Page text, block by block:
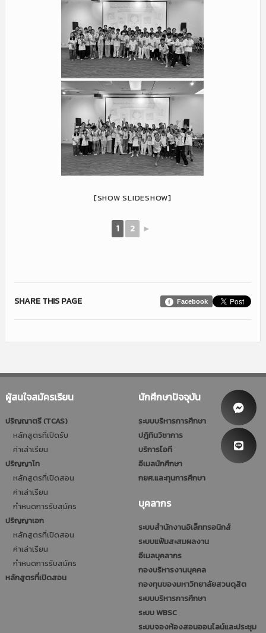
[SHOW SLIDESHOW]
1 2 ►
Facebook
SHARE THIS PAGE
ผู้สนใจสมัครเรียน
ปริญญาตรี (TCAS)
หลักสูตรที่เปิดรับ
ค่าเล่าเรียน
ปริญญาโท
หลักสูตรที่เปิดสอน
ค่าเล่าเรียน
กำหนดการรับสมัคร
ปริญญาเอก
หลักสูตรที่เปิดสอน
ค่าเล่าเรียน
กำหนดการรับสมัคร
หลักสูตรที่เปิดสอน
นักศึกษาปัจจุบัน
ระบบบริหารการศึกษา
ปฎิทินวิชาการ
บริการไอที
อีเมลนักศึกษา
กยศ.และทุนการศึกษา
บุคลากร
ระบบสำนักงานอิเล็กทรอนิกส์
ระบบแฟ้มสะสมผลงาน
อีเมลบุคลากร
กองบริหารงานบุคคล
กองทุนของมหาวิทยาลัยสวนดุสิต
ระบบบริหารการศึกษา
ระบบ WBSC
ระบบจองห้องสอนออนไลน์และประชุม